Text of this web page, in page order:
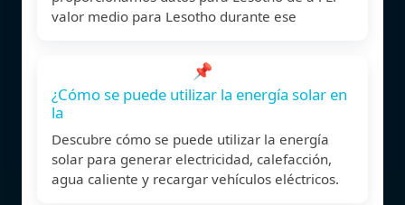
valor medio para Lesotho durante ese
📌
¿Cómo se puede utilizar la energía solar en
la
Descubre cómo se puede utilizar la energía
solar para generar electricidad, calefacción,
agua caliente y recargar vehículos eléctricos.